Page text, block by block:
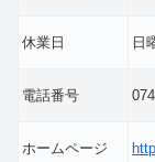
休業日 日
電話番号
ホームページ